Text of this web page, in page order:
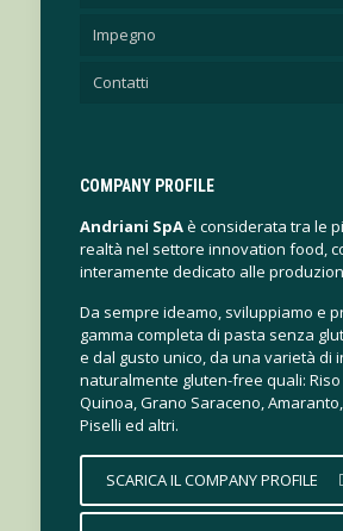
Impegno
Contatti
COMPANY PROFILE
Andriani SpAè considerata tra le
realtà nel settore innovation food,
interamente dedicato alle
Da sempre ideamo, sviluppiamo e
gamma completa di pasta senza
e dal gusto unico, da una varietà di
naturalmente gluten-free quali:
Quinoa, Grano Saraceno,
Piselli ed altri.
SCARICA IL COMPANY PROFILE